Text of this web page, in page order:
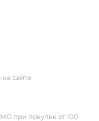
на сайте
при покупке от 100